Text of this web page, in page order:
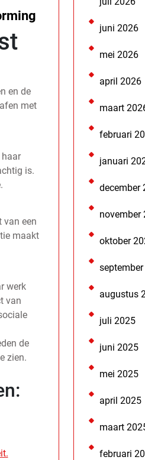
en de
met
is.
van een
maakt
werk
van
de
zien.
juni 2026
mei 2026
april 2026
maart
februari
januari
december
november
oktober
augustus
juli 2025
juni 2025
mei 2025
april 2025
maart
februari